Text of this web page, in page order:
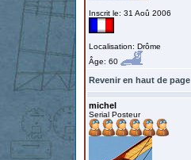
Inscrit le: 31 Aoû 2006
Localisation: Drôme
Âge: 60
Revenir en haut de page
michel
Serial Posteur